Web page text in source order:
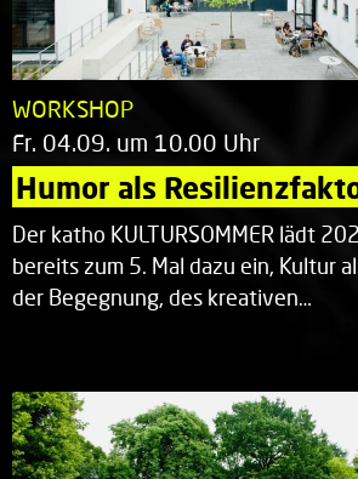
WORKSHOP
Fr. 04.09. um 10.00 Uhr
Humor als
Der katho KULTURSOMMER lädt
bereits zum 5. Mal dazu ein, Kultur
der Begegnung, des kreativen…